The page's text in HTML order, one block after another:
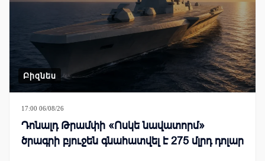
Բիզնես
17:00 06/08/26
Դոնալդ Թրամփի «Ոսկե նավատորմ»
ծրագրի բյուջեն գնահատվել է 275 մլրդ դոլար